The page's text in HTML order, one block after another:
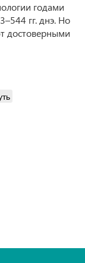
годами
гг. днэ. Но
достоверными